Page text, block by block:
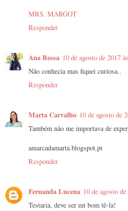
MRS. MARGOT
Responder
Ana Bessa 10 de agosto de 2017
Não conhecia mas fiquei curiosa..
Responder
Marta Carvalho 10 de agosto de
Também não me importava de
amarcadamarta.blogspot.pt
Responder
Fernanda Lucena 10 de agosto
Testaria, deve ser mt bom tê-la!